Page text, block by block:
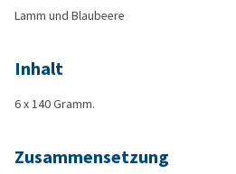
Lamm und Blaubeere
Inhalt
6 x 140 Gramm.
Zusammensetzung